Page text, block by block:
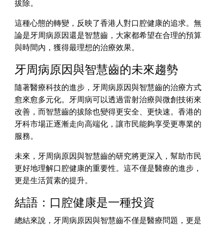
拔除。
這種心態的轉變，反映了香港人對口腔健康的追求。無
論是牙周病原因還是智慧齒，大家都希望在合理的預算
與時間內，獲得最理想的治療效果。
牙周病原因與智慧齒的未來趨勢
隨著醫療科技的進步，牙周病原因與智慧齒的治療方式
愈來愈多元化。牙周病可以透過雷射治療與微創技術來
改善，而智慧齒的拔除也變得更安全、更快速。香港的
牙科市場正逐漸走向高端化，讓市民能夠享受更專業的
服務。
未來，牙周病原因與智慧齒的研究將更深入，幫助市民
更好地理解口腔健康的重要性。這不僅是醫療的進步，
更是生活質素的提升。
結語：口腔健康是一種投資
總結來說，牙周病原因與智慧齒不僅是醫療問題，更是